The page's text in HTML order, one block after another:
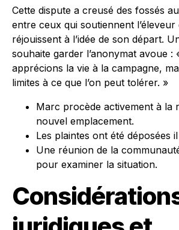
Cette dispute a creusé des fossés
entre ceux qui soutiennent
réjouissent à l’idée de son départ.
souhaite garder l’anonymat avoue :
apprécions la vie à la campagne,
limites à ce que l’on peut tolérer. »
Marc procède activement à la
nouvel emplacement.
Les plaintes ont été déposées
Une réunion de la
pour examiner la situation.